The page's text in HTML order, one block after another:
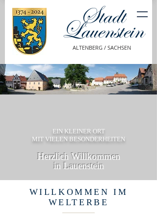
Stadt
Lauenstein
ALTENBERG / SACHSEN
EIN KLEINER ORT
MIT VIELEN BESONDERHEITEN
Herzlich Willkommen
in Lauenstein
WILLKOMMEN IM
WELTERBE